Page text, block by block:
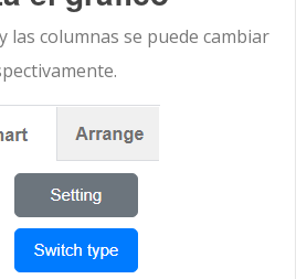
las columnas se puede cambiar